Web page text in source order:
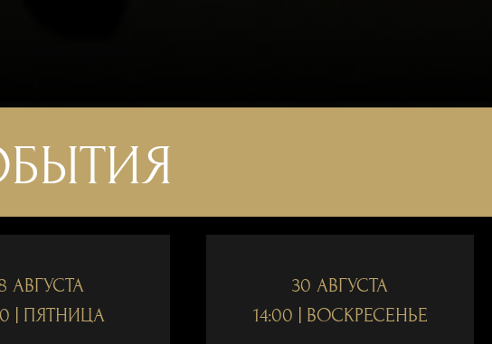
АВГУСТА
| ПЯТНИЦА
30 АВГУСТА
14:00 | ВОСКРЕСЕНЬЕ